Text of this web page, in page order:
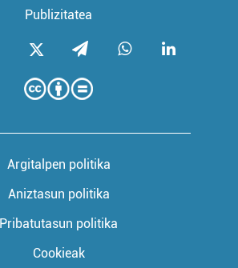
Publizitatea
Argitalpen politika
Aniztasun politika
Pribatutasun politika
Cookieak